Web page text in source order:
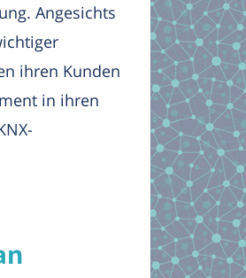
Angesichts
ihren Kunden
in ihren